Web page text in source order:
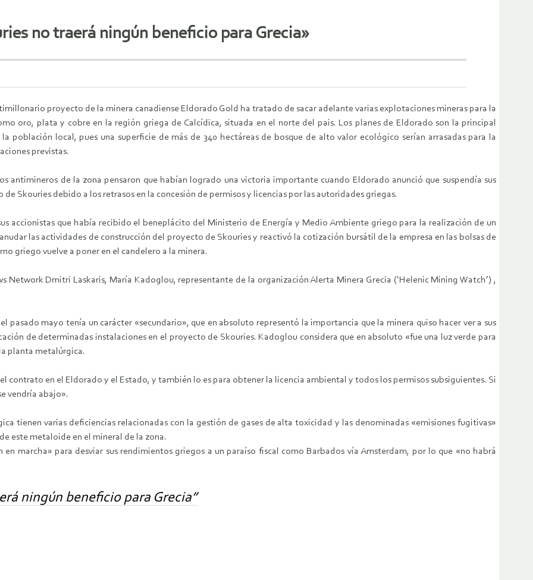
no traerá ningún beneficio para Grecia»
proyecto de la minera canadiense Eldorado Gold ha tratado de sacar adelante varias explotaciones mineras para la
oro, plata y cobre en la región griega de Calcídica, situada en el norte del pais. Los planes de Eldorado son la principal
población local, pues una superficie de más de 340 hectáreas de bosque de alto valor ecológico serían arrasadas para la
previstas.
antimineros de la zona pensaron que habían logrado una victoria importante cuando Eldorado anunció que suspendía sus
Skouries debido a los retrasos en la concesión de permisos y licencias por las autoridades griegas.
accionistas que había recibido el beneplácito del Ministerio de Energía y Medio Ambiente griego para la realización de un
las actividades de construcción del proyecto de Skouries y reactivó la cotización bursátil de la empresa en las bolsas de
griego vuelve a poner en el candelero a la minera.
Network Dmitri Laskaris, María Kadoglou, representante de la organización Alerta Minera Grecia (‘Helenic Mining Watch’) ,
pasado mayo tenía un carácter «secundario», que en absoluto representó la importancia que la minera quiso hacer ver a sus
de determinadas instalaciones en el proyecto de Skouries. Kadoglou considera que en absoluto «fue una luz verde para
planta metalúrgica.
contrato en el Eldorado y el Estado, y también lo es para obtener la licencia ambiental y todos los permisos subsiguientes. Si
vendría abajo».
tienen varias deficiencias relacionadas con la gestión de gases de alta toxicidad y las denominadas «emisiones fugitivas»
este metaloide en el mineral de la zona.
marcha» para desviar sus rendimientos griegos a un paraíso fiscal como Barbados vía Amsterdam, por lo que «no habrá
ningún beneficio para Grecia”